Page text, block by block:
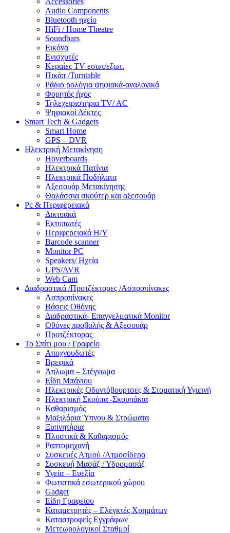
Audio Components
Bluetooth ηχείο
HiFi / Home Theatre
Soundbars
Εικόνα
Ενισχυτές
Κεραίες TV εσωτ/εξωτ.
Πικάπ /Turntable
Ράδιο ρολόγια ψηφιακά-αναλογικά
Φορητός ήχος
Τηλεχειριστήρια TV/ AC
Ψηφιακοί Δέκτες
Smart Tech & Gadgets
Smart Home
GPS – DVR
Ηλεκτρική Μετακίνηση
Hoverboards
Ηλεκτρικά Πατίνια
Ηλεκτρικά Ποδήλατα
Αξεσουάρ Μετακίνησης
Θαλάσσια σκούτερ και αξεσουάρ
Pc & Περιφερειακά
Δικτυακά
Εκτυπωτές
Περιφερειακά Η/Υ
Barcode scanner
Monitor PC
Speakers/ Ηχεία
UPS/AVR
Web Cam
Διαδραστικά /Προτζέκτορες /Ασπροπίνακες
Ασπροπίνακες
Βάσεις Οθόνης
Διαδραστικά- Επαγγελματικά Monitor
Οθόνες προβολής & Αξεσουάρ
Προτζέκτορας
Το Σπίτι μου / Γραφείο
Αποχνουδωτές
Βρεφικά
Άπλωμα – Στέγνωμα
Είδη Μπάνιου
Ηλεκτρικές Οδοντόβουρτσες & Στοματική Υγιεινή
Ηλεκτρική Σκούπα -Σκουπάκια
Καθαρισμός
Μαξιλάρια Ύπνου & Στρώματα
Ξυπνητήρια
Πλυστικά & Καθαρισμός
Ραπτομηχανή
Συσκευές Ατμού /Ατμοσίδερα
Συσκευή Μασάζ / Υδρομασάζ
Υγεία – Ευεξία
Φωτιστικά εσωτερικού χώρου
Gadget
Είδη Γραφείου
Καταμετρητές – Ελεγκτές Χρημάτων
Καταστροφείς Εγγράφων
Μετεωρολογικοί Σταθμοί